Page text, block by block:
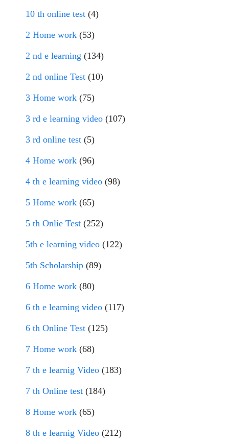
10 th online test (4)
2 Home work (53)
2 nd e learning (134)
2 nd online Test (10)
3 Home work (75)
3 rd e learning video (107)
3 rd online test (5)
4 Home work (96)
4 th e learning video (98)
5 Home work (65)
5 th Onlie Test (252)
5th e learning video (122)
5th Scholarship (89)
6 Home work (80)
6 th e learning video (117)
6 th Online Test (125)
7 Home work (68)
7 th e learnig Video (183)
7 th Online test (184)
8 Home work (65)
8 th e learnig Video (212)